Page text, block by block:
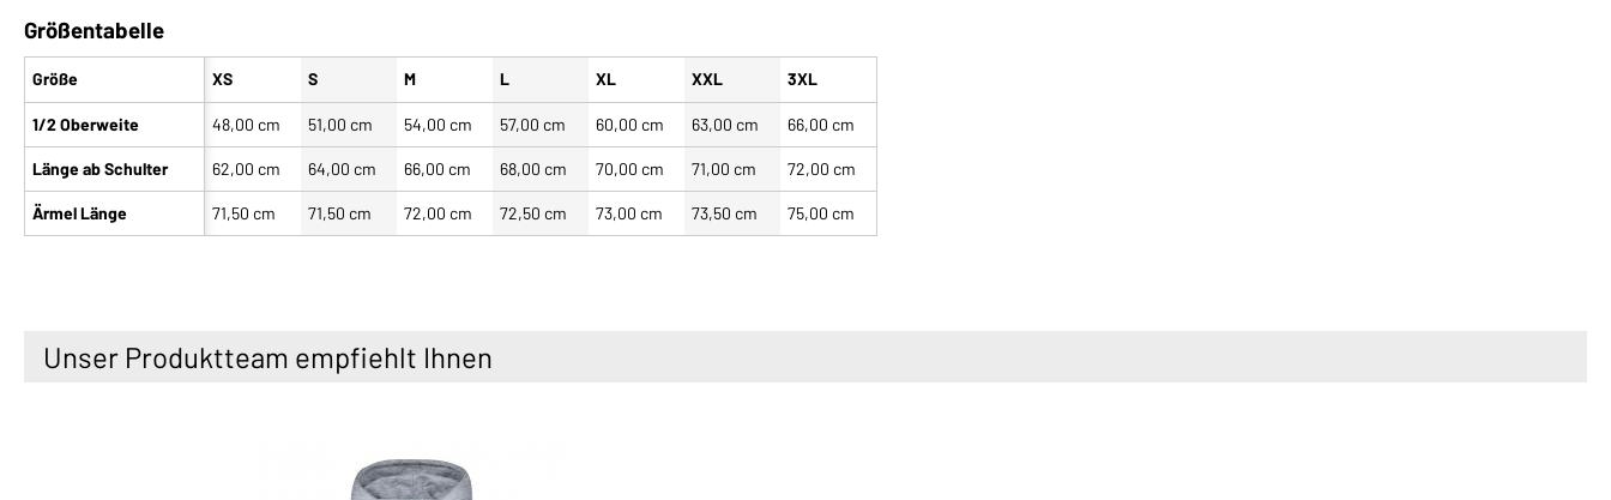
Größentabelle
Größe
1/2 Oberweite
Länge ab Schulter
Ärmel Länge
XS S M L XL XXL 3XL
48,00 cm 51,00 cm 54,00 cm 57,00 cm 60,00 cm 63,00 cm 66,00 cm
62,00 cm 64,00 cm 66,00 cm 68,00 cm 70,00 cm 71,00 cm 72,00 cm
71,50 cm 71,50 cm 72,00 cm 72,50 cm 73,00 cm 73,50 cm 75,00 cm
Unser Produktteam empfiehlt Ihnen